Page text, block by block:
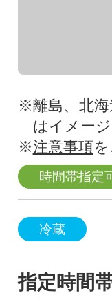
※離島、北
はイメージ
※注意事項
時間帯指定
冷蔵
指定時間